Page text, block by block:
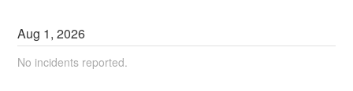
Aug 1,2026
No incidents reported.